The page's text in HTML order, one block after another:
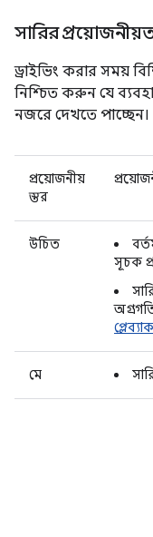
সারির
ড্রাইভিং করার সময়
নিশ্চিত করুন যে
নজরে দেখতে পাচ্ছেন।
প্রয়োজনীয়
স্তর
উচিত
সূচক
মে